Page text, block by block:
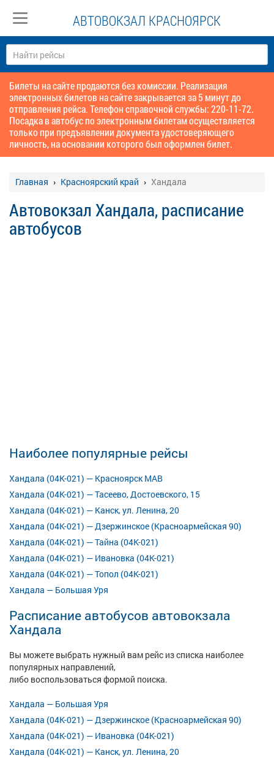
АВТОВОКЗАЛ КРАСНОЯРСК
Билеты на сайте продаются без комиссии. Реализация
электронных билетов на сайте закрывается за 5 минут до
отправления рейса. Телефон справочной службы: 220-11-72.
Посадка в автобус по электронным билетам осуществляется
только при предъявлении документа удостоверяющего
личность, на основании которого был оформлен билет.
Главная Красноярский край Хандала
Автовокзал Хандала, расписание
автобусов
Наиболее популярные рейсы
Хандала (04К-021) — Красноярск МАВ
Хандала (04К-021) — Тасеево, Достоевского, 15
Хандала (04К-021) — Канск, ул. Ленина, 20
Хандала (04К-021) — Дзержинское (Красноармейская 90)
Хандала (04К-021) — Тайна (04К-021)
Хандала (04К-021) — Ивановка (04К-021)
Хандала (04К-021) — Топол (04К-021)
Хандала — Большая Уря
Расписание автобусов автовокзала
Хандала
Вы можете выбрать нужный вам рейс из списка наиболее
популярных направлений,
либо воспользоваться формой поиска.
Хандала — Большая Уря
Хандала (04К-021) — Дзержинское (Красноармейская 90)
Хандала (04К-021) — Ивановка (04К-021)
Хандала (04К-021) — Канск, ул. Ленина, 20